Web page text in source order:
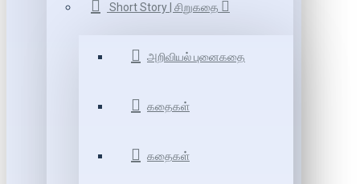
Short Story | சிறுகதை
அறிவியல் புனைகதை
கதைகள்
கதைகள்